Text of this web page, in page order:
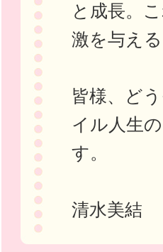
と成長。
激を与え
皆様、ど
イル人生
す。
清水美結